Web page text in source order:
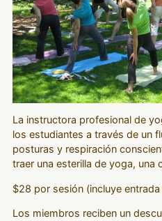
La instructora profesional de
los estudiantes a través de un
posturas y respiración
traer una esterilla de yoga, una
$28 por sesión (incluye
Los miembros reciben un